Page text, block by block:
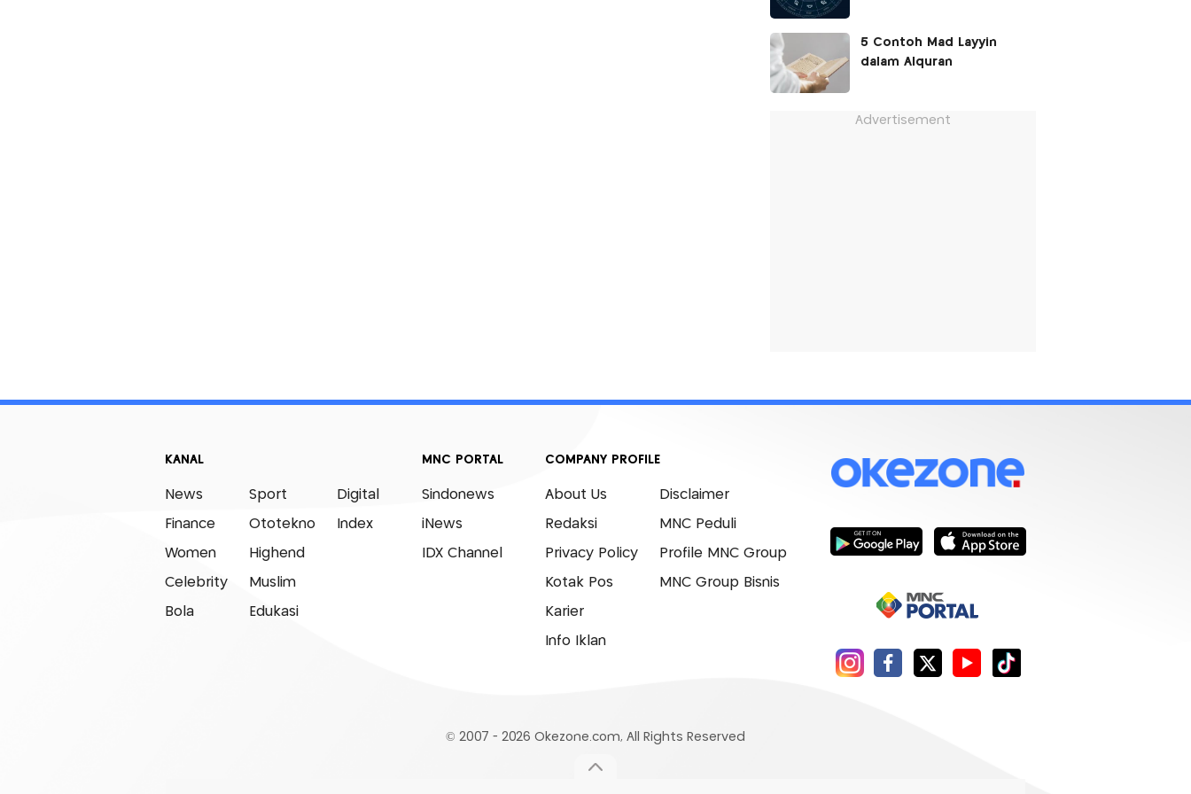
5 Contoh Mad Layyin
dalam Alquran
Advertisement
KANAL
News
Finance
Women
Celebrity
Bola
Sport
Ototekno
Highend
Muslim
Edukasi
Digital
Index
MNC PORTAL
Sindonews
iNews
IDX Channel
COMPANY PROFILE
About Us
Redaksi
Privacy Policy
Kotak Pos
Karier
Info Iklan
Disclaimer
MNC Peduli
Profile MNC Group
MNC Group Bisnis
© 2007 - 2026 Okezone.com, All Rights Reserved